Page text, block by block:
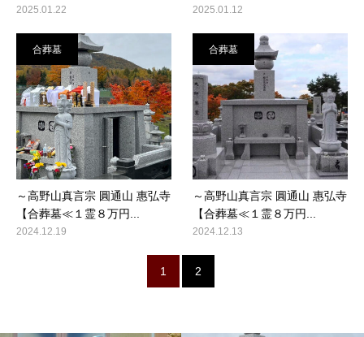
2025.01.22 2025.01.12
合葬墓
～高野山真言宗 圓通山 惠弘寺
【合葬墓≪１霊８万円...
2024.12.19
合葬墓
～高野山真言宗 圓通山 惠弘寺
【合葬墓≪１霊８万円...
2024.12.13
1 2